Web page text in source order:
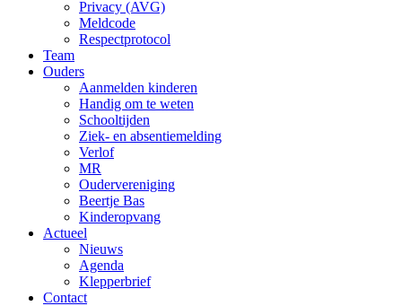
Privacy (AVG)
Meldcode
Respectprotocol
Team
Ouders
Aanmelden kinderen
Handig om te weten
Schooltijden
Ziek- en absentiemelding
Verlof
MR
Oudervereniging
Beertje Bas
Kinderopvang
Actueel
Nieuws
Agenda
Klepperbrief
Contact